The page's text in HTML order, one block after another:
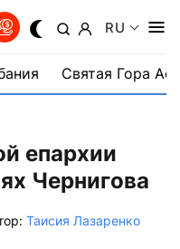
RU
Святая Гора
епархии
Чернигова
Таисия Лазаренко